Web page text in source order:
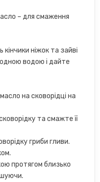
– для смаження
кінчики ніжок та зайві
водою і дайте
на сковорідці на
та смажте її
гриби гливи.
протягом близько